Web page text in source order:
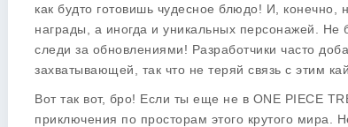
как будто готовишь чудесное блюдо! И,
награды, а иногда и уникальных персонажей. Не
следи за обновлениями! Разработчики часто
захватывающей, так что не теряй связь с этим
Вот так вот, бро! Если ты еще не в ONE PIECE
приключения по просторам этого крутого мира.